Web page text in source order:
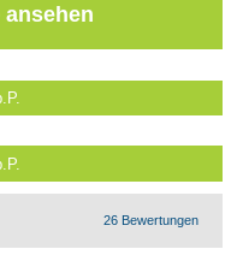
26 Bewertungen